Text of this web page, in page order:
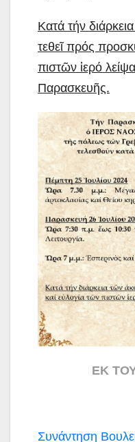
Κατά τήν
τεθεῖ πρός
πιστῶν ἱερό
Παρασκευῆς.
ΕΚ
Συνάντηση